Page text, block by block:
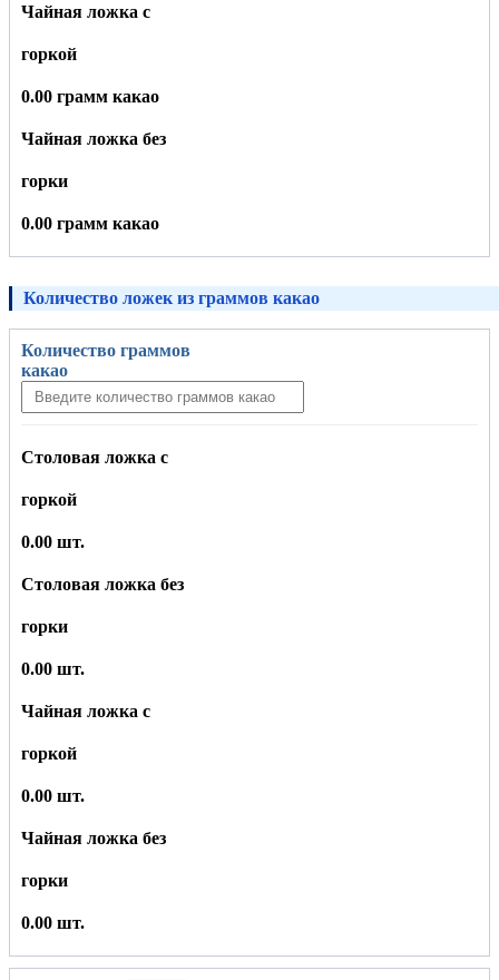
Чайная ложка с
горкой
0.00 грамм какао
Чайная ложка без
горки
0.00 грамм какао
Количество ложек из граммов какао
Количество граммов
какао
Столовая ложка с
горкой
0.00 шт.
Столовая ложка без
горки
0.00 шт.
Чайная ложка с
горкой
0.00 шт.
Чайная ложка без
горки
0.00 шт.